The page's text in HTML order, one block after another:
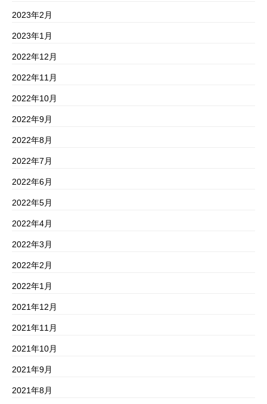
2023年2月
2023年1月
2022年12月
2022年11月
2022年10月
2022年9月
2022年8月
2022年7月
2022年6月
2022年5月
2022年4月
2022年3月
2022年2月
2022年1月
2021年12月
2021年11月
2021年10月
2021年9月
2021年8月